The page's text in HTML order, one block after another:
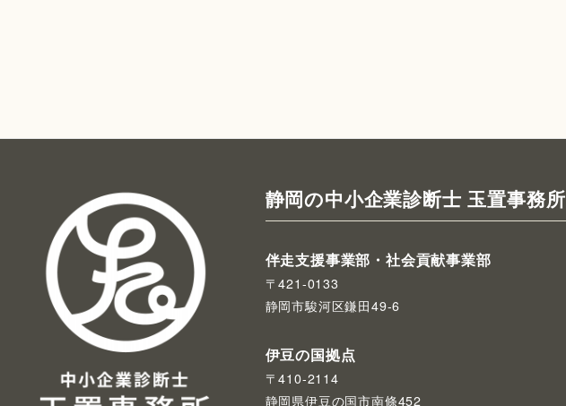
静岡の中小企業診断士 玉置事務所
伴走支援事業部・社会貢献事業部
〒421-0133
静岡市駿河区鎌田49-6
伊豆の国拠点
〒410-2114
静岡県伊豆の国市南條452